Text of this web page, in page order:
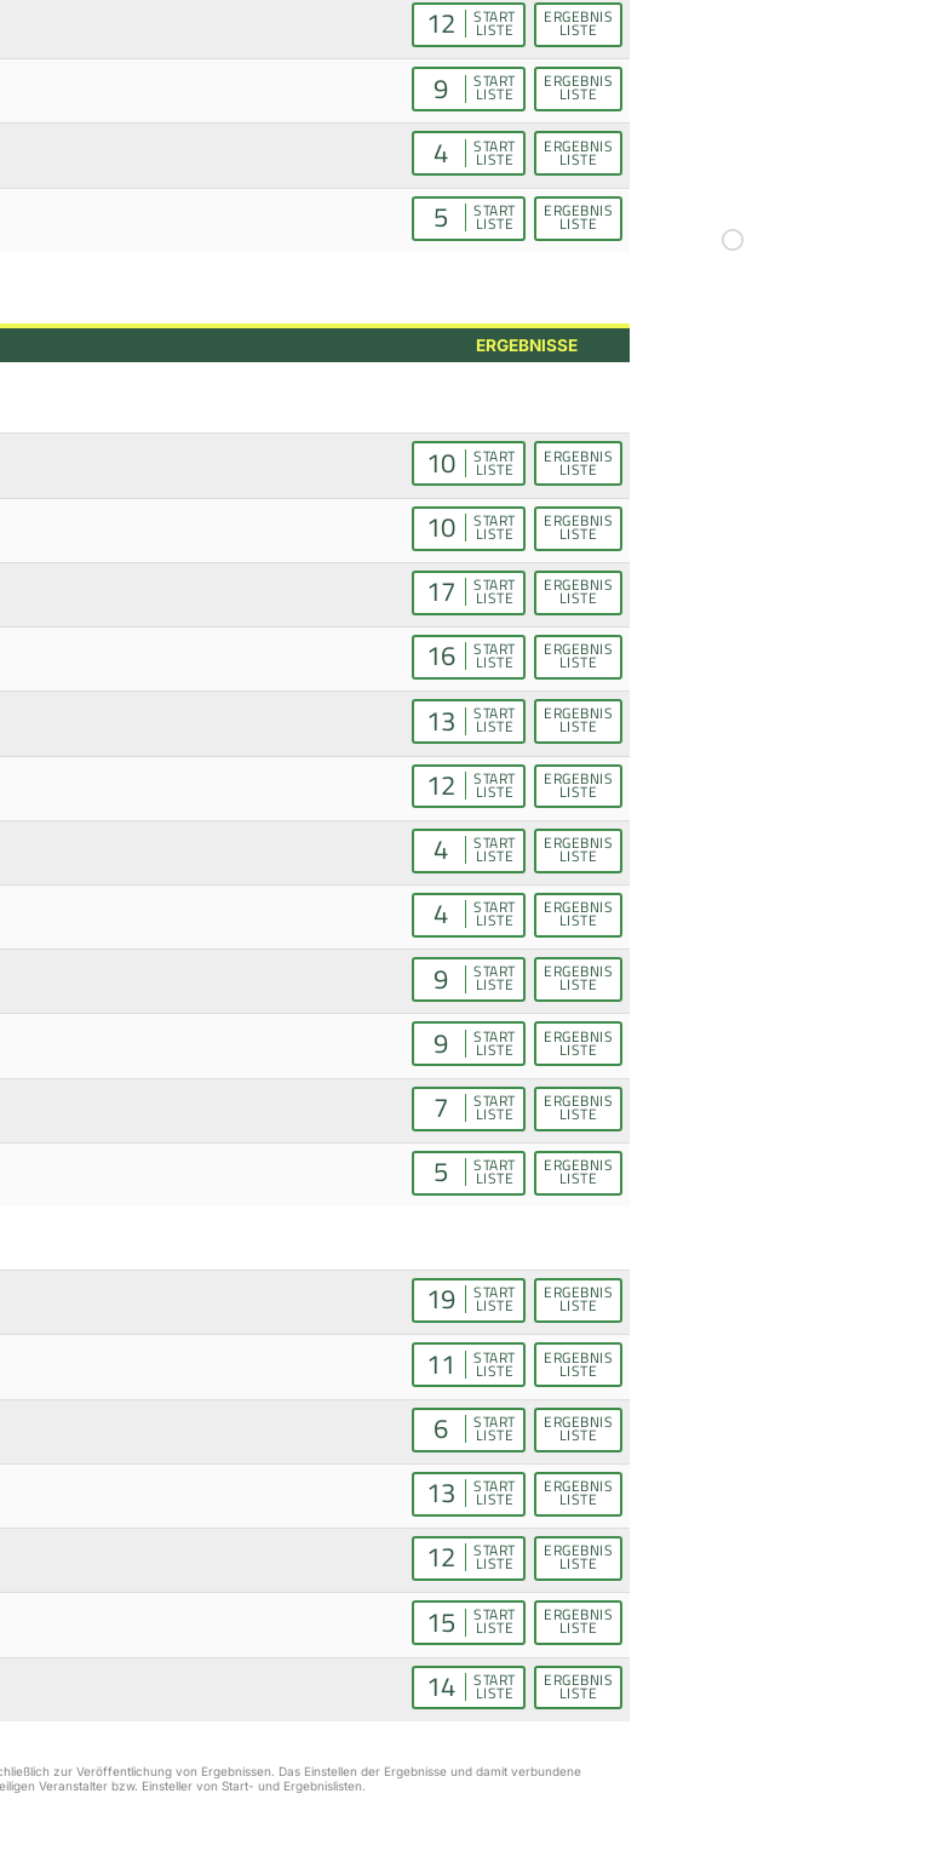
12 START
LISTE
ERGEBNIS
LISTE
9 START
LISTE
ERGEBNIS
LISTE
4 START
LISTE
ERGEBNIS
LISTE
5 START
LISTE
ERGEBNIS
LISTE
ERGEBNISSE
10 START
LISTE
ERGEBNIS
LISTE
10 START
LISTE
ERGEBNIS
LISTE
17 START
LISTE
ERGEBNIS
LISTE
16 START
LISTE
ERGEBNIS
LISTE
13 START
LISTE
ERGEBNIS
LISTE
12 START
LISTE
ERGEBNIS
LISTE
4 START
LISTE
ERGEBNIS
LISTE
4 START
LISTE
ERGEBNIS
LISTE
9 START
LISTE
ERGEBNIS
LISTE
9 START
LISTE
ERGEBNIS
LISTE
7 START
LISTE
ERGEBNIS
LISTE
5 START
LISTE
ERGEBNIS
LISTE
19 START
LISTE
ERGEBNIS
LISTE
11 START
LISTE
ERGEBNIS
LISTE
6 START
LISTE
ERGEBNIS
LISTE
13 START
LISTE
ERGEBNIS
LISTE
12 START
LISTE
ERGEBNIS
LISTE
15 START
LISTE
ERGEBNIS
LISTE
14 START
LISTE
ERGEBNIS
LISTE
zur Veröffentlichung von Ergebnissen. Das Einstellen der Ergebnisse und damit verbundene
Veranstalter bzw. Einsteller von Start- und Ergebnislisten.